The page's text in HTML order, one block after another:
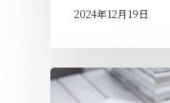
2024年12月19日